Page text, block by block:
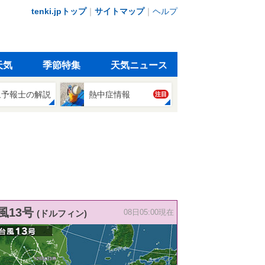
tenki.jpトップ｜ サイトマップ｜ ヘルプ
気 季節特集 天気ニュース
報士の解説 熱中症情報 注目
13号 (ドルフィン) 08日05:00現在